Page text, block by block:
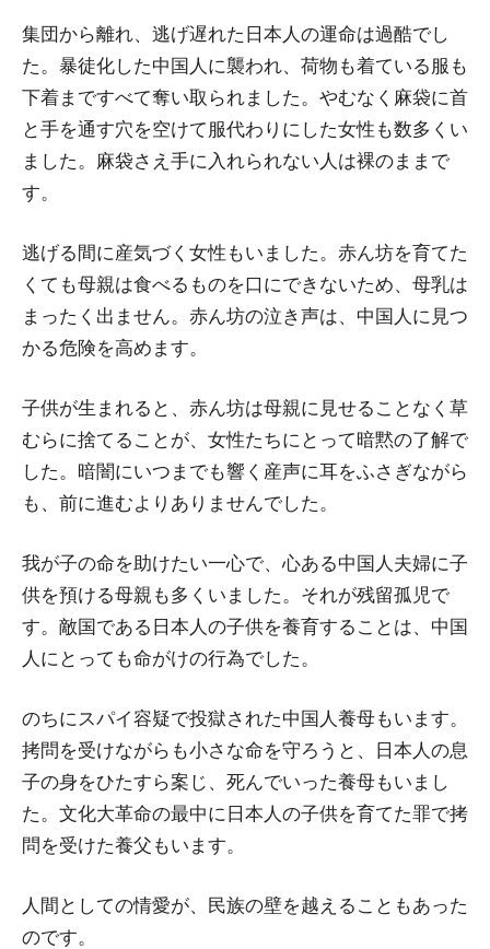
集団から離れ、逃げ遅れた日本人の運命は過酷でし
た。暴徒化した中国人に襲われ、荷物も着ている服も
下着まですべて奪い取られました。やむなく麻袋に首
と手を通す穴を空けて服代わりにした女性も数多くい
ました。麻袋さえ手に入れられない人は裸のままで
す。
逃げる間に産気づく女性もいました。赤ん坊を育てた
くても母親は食べるものを口にできないため、母乳は
まったく出ません。赤ん坊の泣き声は、中国人に見つ
かる危険を高めます。
子供が生まれると、赤ん坊は母親に見せることなく草
むらに捨てることが、女性たちにとって暗黙の了解で
した。暗闇にいつまでも響く産声に耳をふさぎながら
も、前に進むよりありませんでした。
我が子の命を助けたい一心で、心ある中国人夫婦に子
供を預ける母親も多くいました。それが残留孤児で
す。敵国である日本人の子供を養育することは、中国
人にとっても命がけの行為でした。
のちにスパイ容疑で投獄された中国人養母もいます。
拷問を受けながらも小さな命を守ろうと、日本人の息
子の身をひたすら案じ、死んでいった養母もいまし
た。文化大革命の最中に日本人の子供を育てた罪で拷
問を受けた養父もいます。
人間としての情愛が、民族の壁を越えることもあった
のです。